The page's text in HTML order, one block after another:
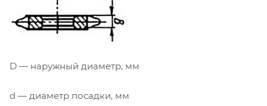
D — наружный диаметр, мм
d — диаметр посадки, мм